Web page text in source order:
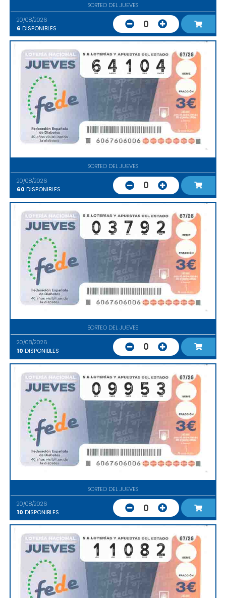
SORTEO DEL JUEVES
20/08/2026
6 DISPONIBLES 0
SORTEO DEL JUEVES
20/08/2026
60 DISPONIBLES 0
SORTEO DEL JUEVES
20/08/2026
10 DISPONIBLES 0
SORTEO DEL JUEVES
20/08/2026
10 DISPONIBLES 0